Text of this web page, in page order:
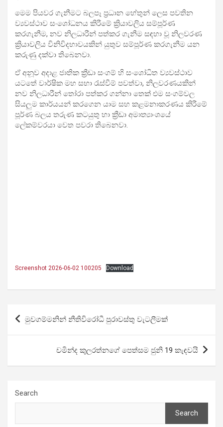
මෙම පියවර ගැනීමට බලපෑ ප්‍රධාන හේතුන් ලෙස පවතින
ව්‍යවස්ථාව සංශෝධනය කිරීමේ ක්‍රියාවලිය සම්පූර්ණ
කරගැනීම, නව නිලධාරීන් පත්කර ගැනීම සඳහා වූ නිලවරණ
ක්‍රියාවලිය විනිවිදභාවයකින් යුතුව සම්පූර්ණ කරගැනීම යන
කරුණු දක්වා තිබෙනවා.
ඒ අනූව අදාළ ජාතික ක්‍රීඩා සංගම් හි සංශෝධිත ව්‍යවස්ථාව
යටතේ වාර්ෂික මහ සභා රැස්වීම් පවත්වා, නිලවරණයකින්
නව නිලධාරීන් තෝරා පත්කර ගන්නා තෙක් එම සංගම්වල
සියලුම කාර්යයන් කරගෙන යාම සහ කළමනාකරණය කිරීමේ
පූර්ණ බලය තරුණ කටයුතු හා ක්‍රීඩා අමාත්‍යාංශයේ
ලේකම්වරයා වෙත පවරා තිබෙනවා.
Screenshot 2026-06-02 100205 Download
Post
navigation
මුවගම්මනින් නීතිවිරෝධී පුරාවස්තු වැටලීමක්
චමින්ද කුලරත්නගේ පෙත්සම ජුනි 19 කැඳවයි
Search
Search